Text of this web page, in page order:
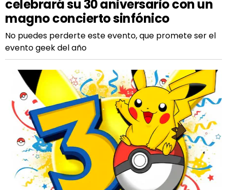
celebrará su 30 aniversario con un
magno concierto sinfónico
No puedes perderte este evento, que promete ser el
evento geek del año